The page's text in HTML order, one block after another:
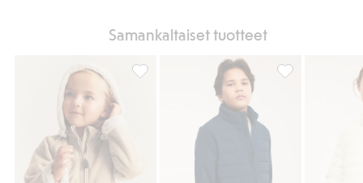
Samankaltaiset tuotteet
Shearling-takki, jossa pileevuori, Lisää
Kevyt takki,